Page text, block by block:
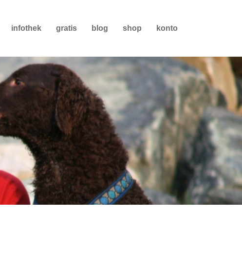
infothek gratis blog shop konto